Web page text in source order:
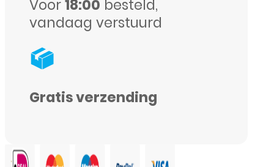
Voor18:00 besteld,
vandaag verstuurd
Gratis verzending